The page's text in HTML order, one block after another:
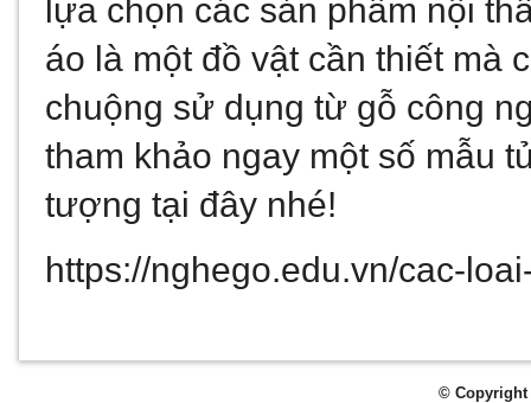
lựa chọn các sản phẩm nội
áo là một đồ vật cần thiết mà
chuộng sử dụng từ gỗ công
tham khảo ngay một số mẫu
tượng tại đây nhé!
https://nghego.edu.vn/cac-
© Copyright